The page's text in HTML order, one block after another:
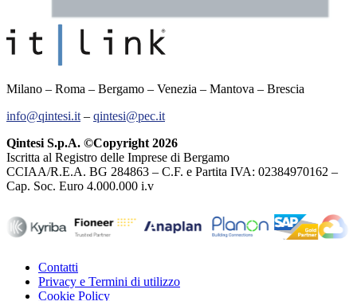
Milano – Roma – Bergamo – Venezia – Mantova – Brescia
info@qintesi.it – qintesi@pec.it
Qintesi S.p.A. ©Copyright 2026
Iscritta al Registro delle Imprese di Bergamo
CCIAA/R.E.A. BG 284863 – C.F. e Partita IVA: 02384970162 –
Cap. Soc. Euro 4.000.000 i.v
Contatti
Privacy e Termini di utilizzo
Cookie Policy